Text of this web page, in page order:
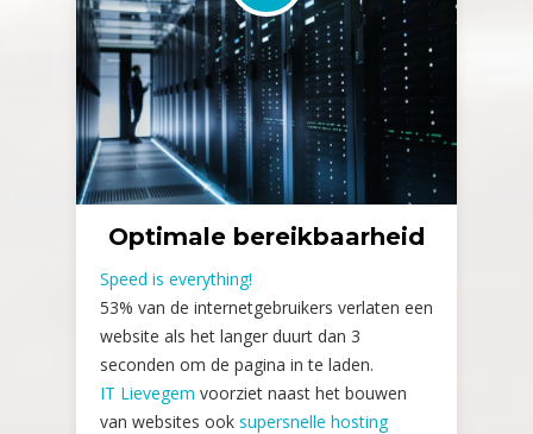
Optimale bereikbaarheid
Speed is everything!
53% van de internetgebruikers verlaten een
website als het langer duurt dan 3
seconden om de pagina in te laden.
IT Lievegem voorziet naast het bouwen
van websites ook supersnelle hosting